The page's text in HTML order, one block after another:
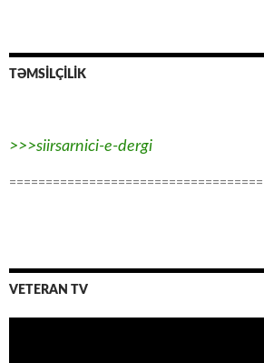
TƏMSİLÇİLİK
>>>siirsarnici-e-dergi
===================================
VETERAN TV